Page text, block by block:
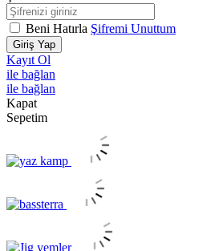
Beni Hatırla Şifremi Unuttum
Giriş Yap
Kayıt Ol
ile bağlan
ile bağlan
Kapat
Sepetim